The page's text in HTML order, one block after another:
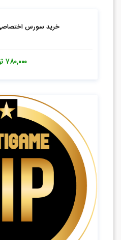
خرید سورس
۷۸۰,۰۰۰